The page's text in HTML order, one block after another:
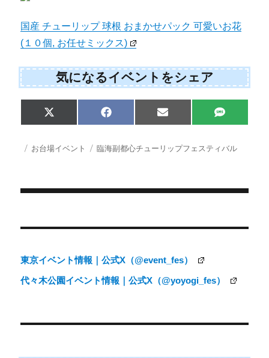
国産 チューリップ 球根 おまかせパック 可愛いお花
(１０個, お任せミックス)
気になるイベントをシェア
Share
on
X
(
w
i
r
Share
on
F
a
e
b
Share
on
E
m
Share
on
S
M
投 カ
お台場イベント
タ
臨海副都心チューリップフェスティバル
稿
ビ
ゲ
シ
東京イベント情報｜公式X（@event_fes）
代々木公園イベント情報｜公式X（@yoyogi_fes）